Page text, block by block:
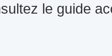
le guide